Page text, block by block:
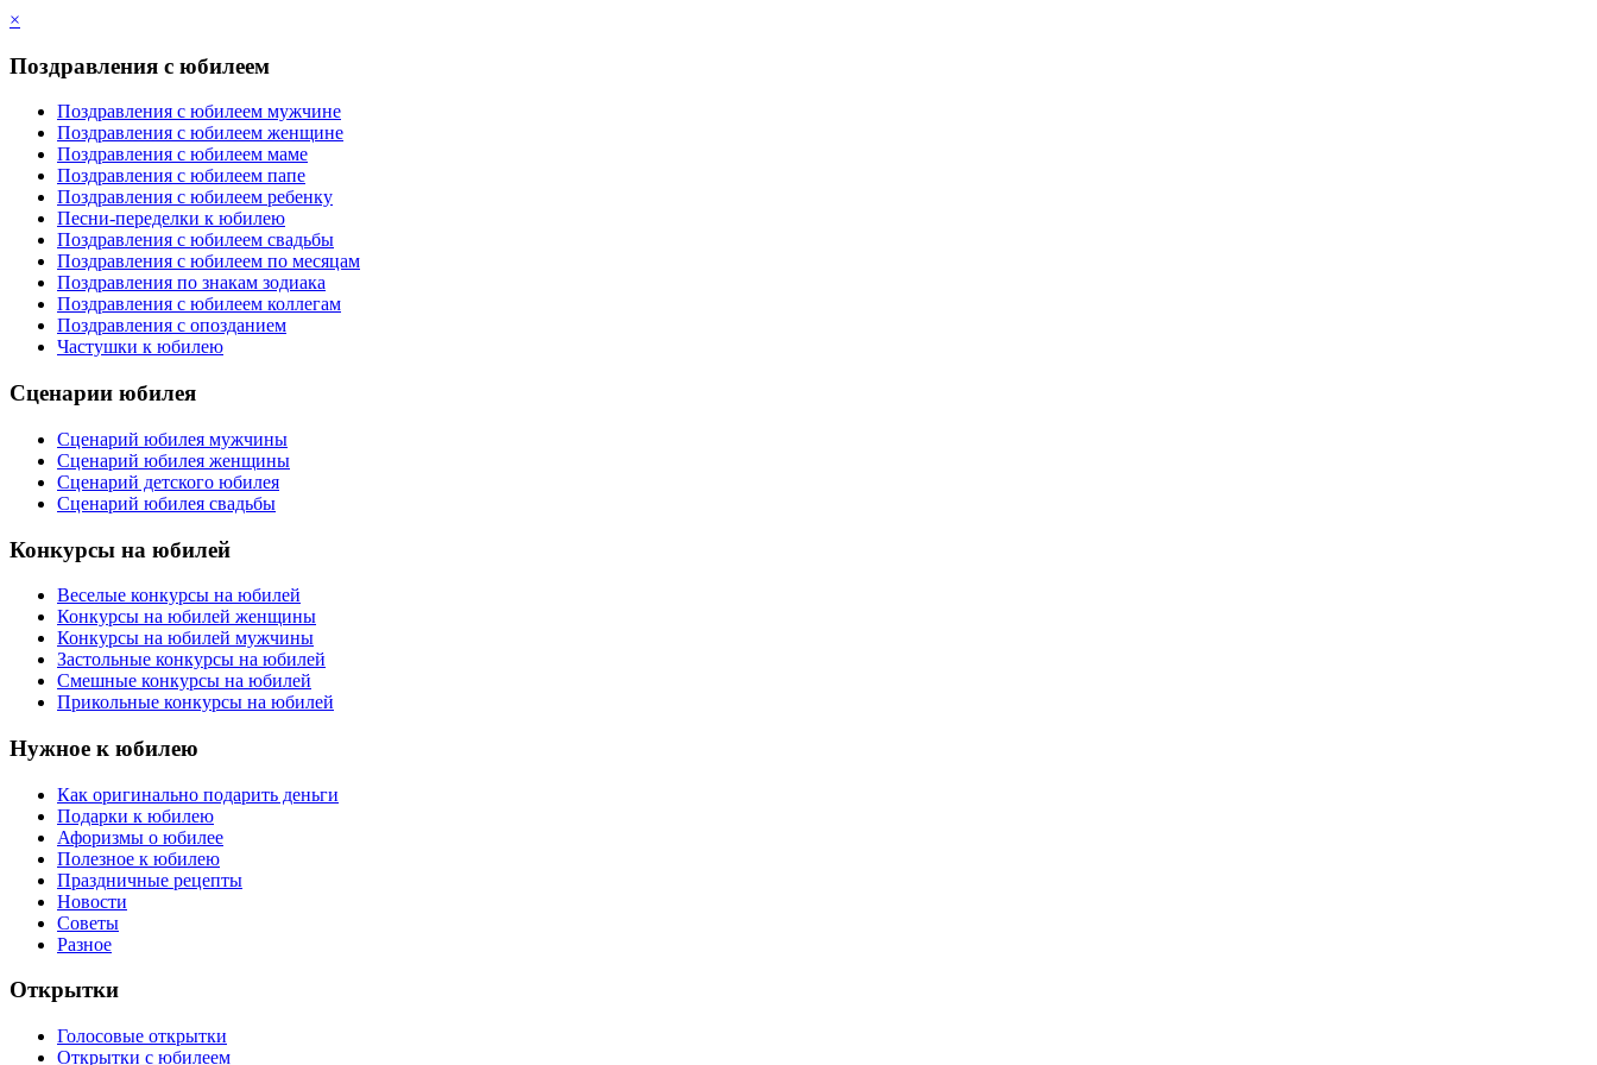
×
Поздравления с юбилеем
Поздравления с юбилеем мужчине
Поздравления с юбилеем женщине
Поздравления с юбилеем маме
Поздравления с юбилеем папе
Поздравления с юбилеем ребенку
Песни-переделки к юбилею
Поздравления с юбилеем свадьбы
Поздравления с юбилеем по месяцам
Поздравления по знакам зодиака
Поздравления с юбилеем коллегам
Поздравления с опозданием
Частушки к юбилею
Сценарии юбилея
Сценарий юбилея мужчины
Сценарий юбилея женщины
Сценарий детского юбилея
Сценарий юбилея свадьбы
Конкурсы на юбилей
Веселые конкурсы на юбилей
Конкурсы на юбилей женщины
Конкурсы на юбилей мужчины
Застольные конкурсы на юбилей
Смешные конкурсы на юбилей
Прикольные конкурсы на юбилей
Нужное к юбилею
Как оригинально подарить деньги
Подарки к юбилею
Афоризмы о юбилее
Полезное к юбилею
Праздничные рецепты
Новости
Советы
Разное
Открытки
Голосовые открытки
Открытки с юбилеем